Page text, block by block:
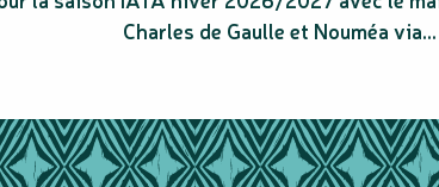
Charles de Gaulle et Nouméa via...